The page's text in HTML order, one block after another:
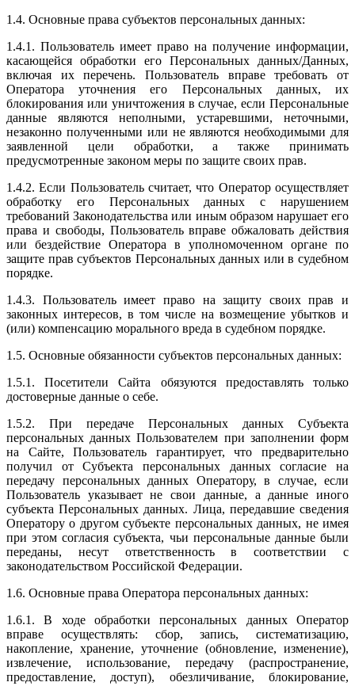
1.4. Основные права субъектов персональных данных:
1.4.1. Пользователь имеет право на получение информации,
касающейся обработки его Персональных данных/Данных,
включая их перечень. Пользователь вправе требовать от
Оператора уточнения его Персональных данных, их
блокирования или уничтожения в случае, если Персональные
данные являются неполными, устаревшими, неточными,
незаконно полученными или не являются необходимыми для
заявленной цели обработки, а также принимать
предусмотренные законом меры по защите своих прав.
1.4.2. Если Пользователь считает, что Оператор осуществляет
обработку его Персональных данных с нарушением
требований Законодательства или иным образом нарушает его
права и свободы, Пользователь вправе обжаловать действия
или бездействие Оператора в уполномоченном органе по
защите прав субъектов Персональных данных или в судебном
порядке.
1.4.3. Пользователь имеет право на защиту своих прав и
законных интересов, в том числе на возмещение убытков и
(или) компенсацию морального вреда в судебном порядке.
1.5. Основные обязанности субъектов персональных данных:
1.5.1. Посетители Сайта обязуются предоставлять только
достоверные данные о себе.
1.5.2. При передаче Персональных данных Субъекта
персональных данных Пользователем при заполнении форм
на Сайте, Пользователь гарантирует, что предварительно
получил от Субъекта персональных данных согласие на
передачу персональных данных Оператору, в случае, если
Пользователь указывает не свои данные, а данные иного
субъекта Персональных данных. Лица, передавшие сведения
Оператору о другом субъекте персональных данных, не имея
при этом согласия субъекта, чьи персональные данные были
переданы, несут ответственность в соответствии с
законодательством Российской Федерации.
1.6. Основные права Оператора персональных данных:
1.6.1. В ходе обработки персональных данных Оператор
вправе осуществлять: сбор, запись, систематизацию,
накопление, хранение, уточнение (обновление, изменение),
извлечение, использование, передачу (распространение,
предоставление, доступ), обезличивание, блокирование,